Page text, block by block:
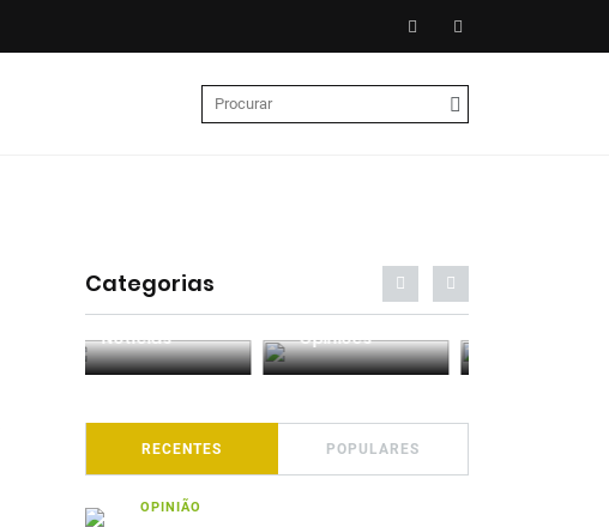
Categorias
Entrevistas Análises
RECENTES POPULARES
OPINIÃO